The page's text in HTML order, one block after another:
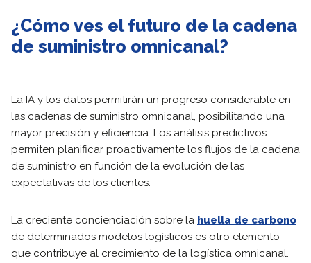
¿Cómo ves el futuro de la cadena
de suministro omnicanal?
La IA y los datos permitirán un progreso considerable en
las cadenas de suministro omnicanal, posibilitando una
mayor precisión y eficiencia. Los análisis predictivos
permiten planificar proactivamente los flujos de la cadena
de suministro en función de la evolución de las
expectativas de los clientes.
La creciente concienciación sobre la huella de carbono
de determinados modelos logísticos es otro elemento
que contribuye al crecimiento de la logística omnicanal.